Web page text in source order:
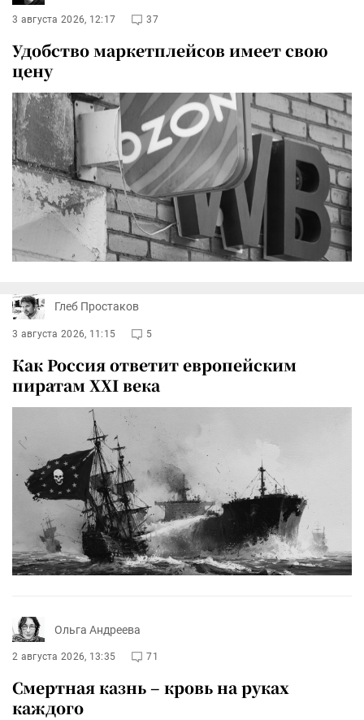
3 августа 2026, 12:17 37
Удобство маркетплейсов имеет свою
цену
Глеб Простаков
3 августа 2026, 11:15 5
Как Россия ответит европейским
пиратам XXI века
Ольга Андреева
2 августа 2026, 13:35 71
Смертная казнь – кровь на руках
каждого